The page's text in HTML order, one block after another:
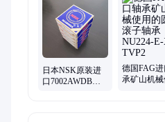
NADELLA轴承、美国NHBB轴承
轴承、UNITEC轴承、SKF进口轴
轴承、UKF精密轴承、THK交叉
INA印刷机轴承、机床主轴轴承、
球、THK导轨滑块
日本NSK原装进
口7002AWDB机
德国FAG进
承矿山机械